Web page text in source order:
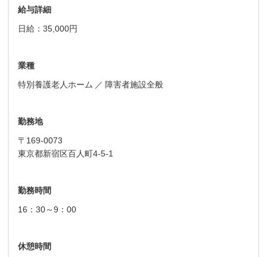
給与詳細
日給：35,000円
業種
特別養護老人ホーム
障害者施設全般
勤務地
〒169-0073
東京都新宿区百人町4-5-1
勤務時間
16：30～9：00
休憩時間